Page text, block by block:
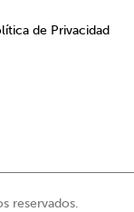
de Privacidad
reservados.